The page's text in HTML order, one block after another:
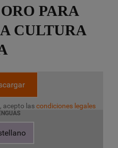
PARA
CULTURA
acepto lascondiciones legales